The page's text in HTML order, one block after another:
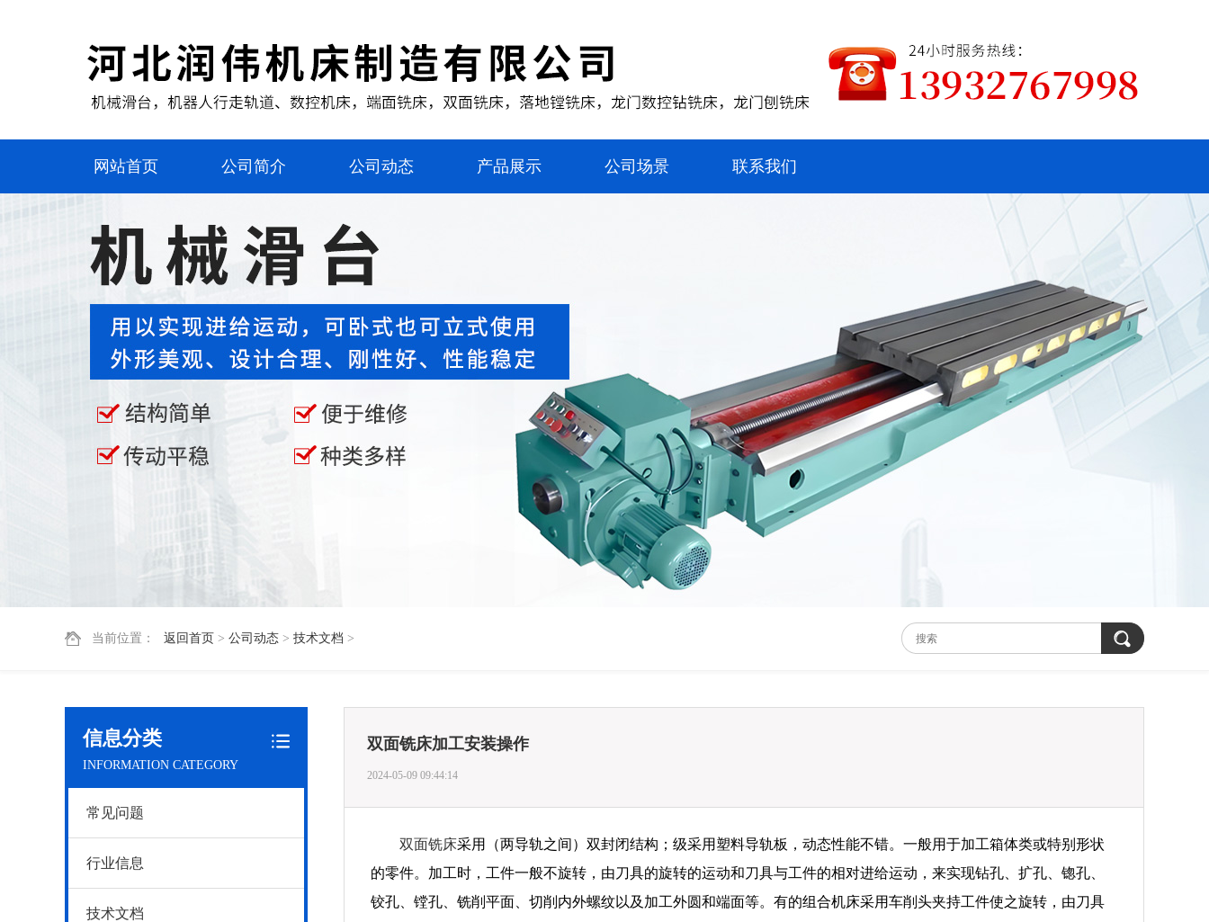
网站首页 公司简介 公司动态 产品展示 公司场景 联系我们
当前位置： 返回首页 > 公司动态 > 技术文档 >
信息分类
INFORMATION CATEGORY
常见问题
行业信息
技术文档
双面铣床加工安装操作
2024-05-09 09:44:14
双面铣床采用（两导轨之间）双封闭结构；级采用塑料导轨板，动态性能不错。一般用于加工箱体类或特别形状
的零件。加工时，工件一般不旋转，由刀具的旋转的运动和刀具与工件的相对进给运动，来实现钻孔、扩孔、锪孔、
铰孔、镗孔、铣削平面、切削内外螺纹以及加工外圆和端面等。有的组合机床采用车削头夹持工件使之旋转，由刀具